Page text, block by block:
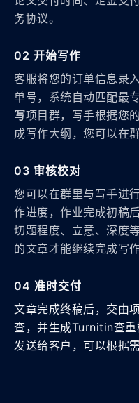
务协议。
02 开始写作
客服将您的订单信息录
单号，系统自动匹配最
写项目群，写手根据您
成写作大纲，您可以在
03 审核校对
您可以在群里与写手进
作进度，作业完成初稿
切题程度、立意、深度
的文章才能继续完成写作
04 准时交付
文章完成终稿后，交由
查，并生成Turnitin查
发送给客户，可以根据